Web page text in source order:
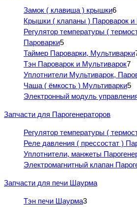
Замок ( клавиша ) крышки6
Крышки ( клапаны ) Пароварок и
Регулятор температуры (
Пароварки5
Таймер Пароварки, Мультиварки
Тэн Пароварок и Мультиварок7
Уплотнители Мультиварок,
Чаша ( ёмкость ) Мультиварки5
Электронный модуль
Запчасти для Парогенераторов
Регулятор температуры (
Реле давления ( прессостат )
Уплотнители, манжеты
Электромагнитный клапан
Запчасти для печи Шаурма
Тэн печи Шаурма3